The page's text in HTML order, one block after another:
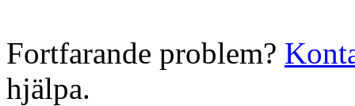
Fortfarande problem?
hjälpa.